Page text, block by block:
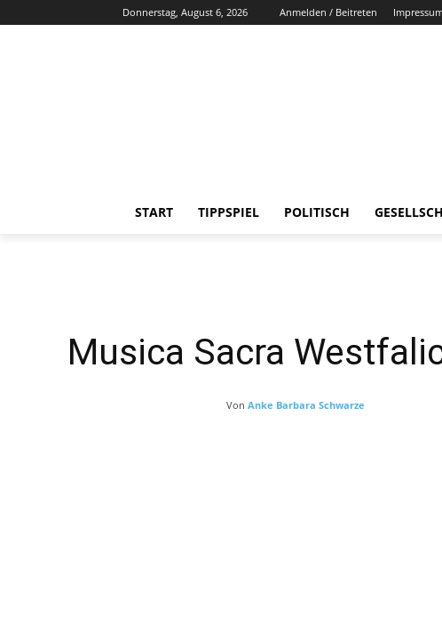
Donnerstag, August 6, 2026 Anmelden / Beitreten
START TIPPSPIEL POLITISCH
Musica Sacra
Von Anke Barbara Schwarze